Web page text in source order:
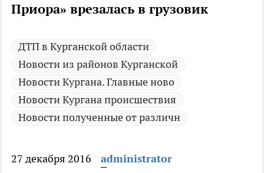
Приора» врезалась в грузовик
ДТП в Курганской области
Новости из районов Курганской
Новости Кургана. Главные ново
Новости Кургана происшествия
Новости полученные от различн
27 декабря 2016 administrator